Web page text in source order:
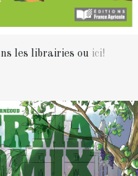
les librairies ou ici!